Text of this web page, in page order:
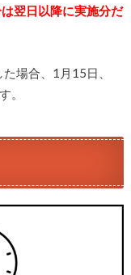
翌日以降に実施分だ
場合、1月15日、
。